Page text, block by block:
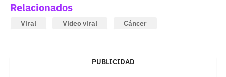
Relacionados
Viral Video viral Cáncer
PUBLICIDAD